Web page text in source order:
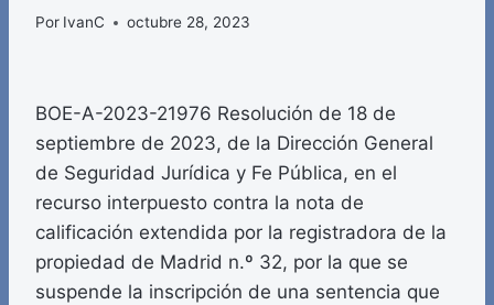
Por IvanC octubre 28, 2023
BOE-A-2023-21976 Resolución de 18 de
septiembre de 2023, de la Dirección General
de Seguridad Jurídica y Fe Pública, en el
recurso interpuesto contra la nota de
calificación extendida por la registradora de la
propiedad de Madrid n.º 32, por la que se
suspende la inscripción de una sentencia que